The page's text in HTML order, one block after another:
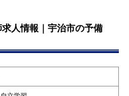
武蔵野線南越谷駅徒歩2分
2分
武東上線川越駅西口徒歩1分
人情報｜宇治市の予備